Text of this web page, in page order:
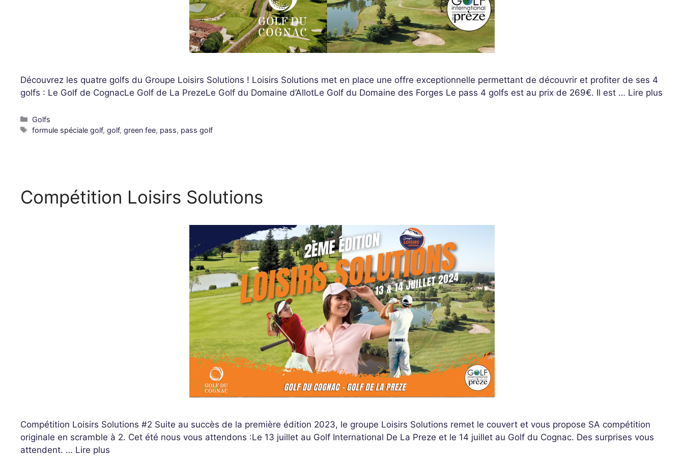
Découvrez les quatre golfs du Groupe Loisirs Solutions ! Loisirs Solutions met en place une offre exceptionnelle permettant de découvrir et profiter de ses 4
golfs : Le Golf de CognacLe Golf de La PrezeLe Golf du Domaine d’AllotLe Golf du Domaine des Forges Le pass 4 golfs est au prix de 269€. Il est … Lire plus
Golfs
formule spéciale golf,golf,green fee, pass, pass golf
Compétition Loisirs Solutions
Compétition Loisirs Solutions #2 Suite au succès de la première édition 2023, le groupe Loisirs Solutions remet le couvert et vous propose SA compétition
originale en scramble à 2. Cet été nous vous attendons :Le 13 juillet au Golf International De La Preze et le 14 juillet au Golf du Cognac. Des surprises vous
attendent. … Lire plus